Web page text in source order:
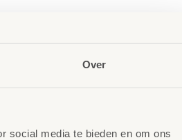
Over
social media te bieden en om ons